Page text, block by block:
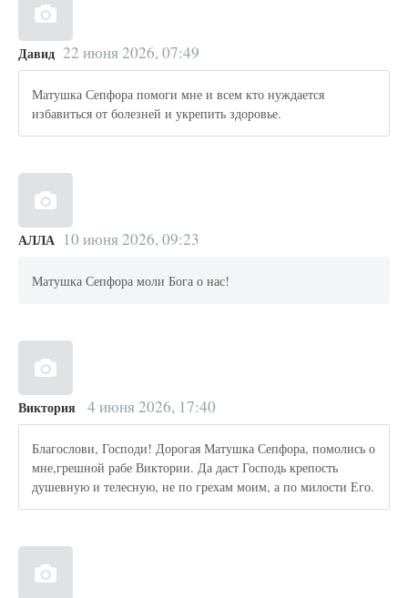
Давид 22 июня 2026, 07:49
Матушка Сепфора помоги мне и всем кто нуждается
избавиться от болезней и укрепить здоровье.
АЛЛА 10 июня 2026, 09:23
Матушка Сепфора моли Бога о нас!
Виктория 4 июня 2026, 17:40
Благослови, Господи! Дорогая Матушка Сепфора, помолись о
мне,грешной рабе Виктории. Да даст Господь крепость
душевную и телесную, не по грехам моим, а по милости Его.